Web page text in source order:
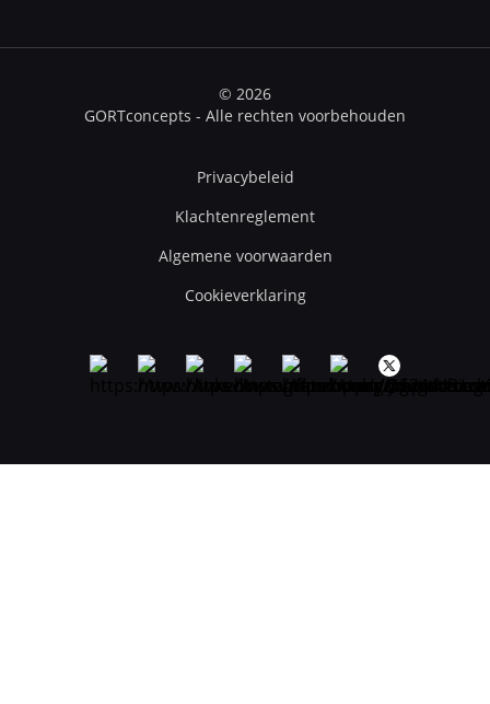
© 2026
GORTconcepts - Alle rechten voorbehouden
Privacybeleid
Klachtenreglement
Algemene voorwaarden
Cookieverklaring